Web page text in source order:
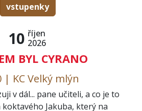
vstupenky
10 říjen
2026
BYL CYRANO
| KC Velký mlýn
v dál... pane učiteli, a co je to
Jakuba, který na